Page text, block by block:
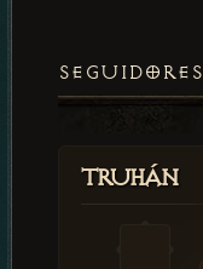
SEGUIDORES
Truhán